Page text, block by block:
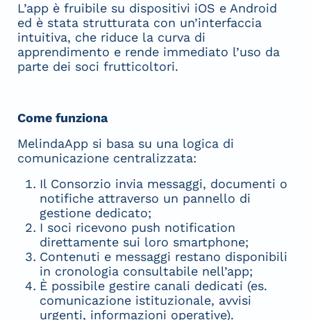
L’app è fruibile su dispositivi iOS e Android
ed è stata strutturata con un’interfaccia
intuitiva, che riduce la curva di
apprendimento e rende immediato l’uso da
parte dei soci frutticoltori.
Come funziona
MelindaApp si basa su una logica di
comunicazione centralizzata:
Il Consorzio invia messaggi, documenti o
notifiche attraverso un pannello di
gestione dedicato;
I soci ricevono push notification
direttamente sui loro smartphone;
Contenuti e messaggi restano disponibili
in cronologia consultabile nell’app;
È possibile gestire canali dedicati (es.
comunicazione istituzionale, avvisi
urgenti, informazioni operative).